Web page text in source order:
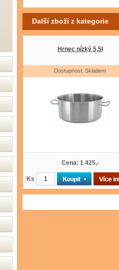
Další zboží z kategorie
Hrnec nízký 5,5l
Dostupnost: Skladem
Cena: 1 425,-
Ks